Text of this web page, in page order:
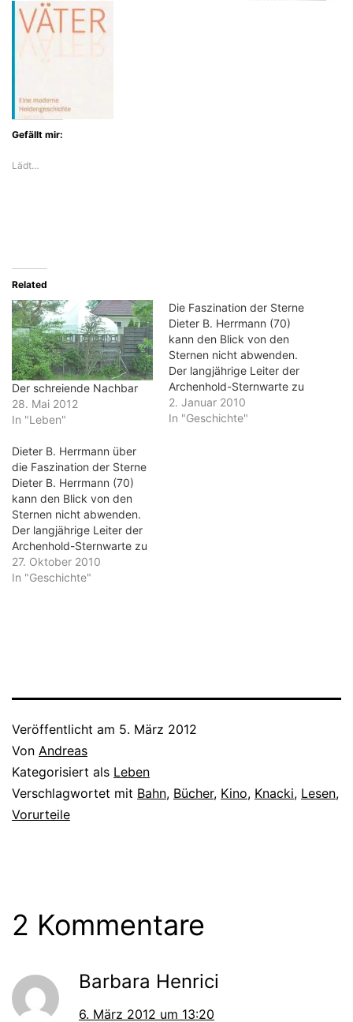
Gefällt mir:
Lädt…
Related
Der schreiende Nachbar
28. Mai 2012
In "Leben"
Die Faszination der Sterne
Dieter B. Herrmann (70)
kann den Blick von den
Sternen nicht abwenden.
Der langjährige Leiter der
Archenhold-Sternwarte zu
Berlin und
Gründungsdirektor des
2. Januar 2010
In "Geschichte"
Dieter B. Herrmann über
die Faszination der Sterne
Dieter B. Herrmann (70)
kann den Blick von den
Sternen nicht abwenden.
Der langjährige Leiter der
Archenhold-Sternwarte zu
Berlin und
Gründungsdirektor des
im Video auf der MOZ-
27. Oktober 2010
In "Geschichte"
Veröffentlicht am 5. März 2012
Von Andreas
Kategorisiert als Leben
Verschlagwortet mit Bahn, Bücher, Kino, Knacki, Lesen,
Vorurteile
2 Kommentare
Barbara Henrici
6. März 2012 um 13:20